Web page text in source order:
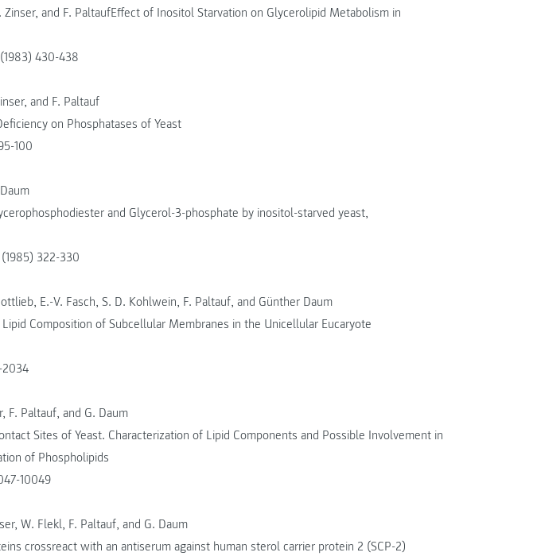
Zinser, and F. PaltaufEffect of Inositol Starvation on Glycerolipid Metabolism in
430-438
and F. Paltauf
on Phosphatases of Yeast
100
and Glycerol-3-phosphate by inositol-starved yeast,
322-330
E.-V. Fasch, S. D. Kohlwein, F. Paltauf, and Günther Daum
Composition of Subcellular Membranes in the Unicellular Eucaryote
2034
F. Paltauf, and G. Daum
Sites of Yeast. Characterization of Lipid Components and Possible Involvement in
of Phospholipids
10049
W. Flekl, F. Paltauf, and G. Daum
crossreact with an antiserum against human sterol carrier protein 2 (SCP-2)